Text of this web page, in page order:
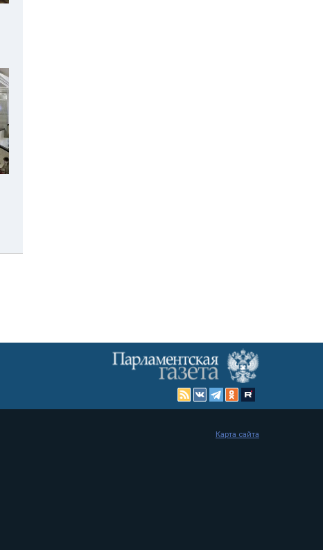
Карта сайта